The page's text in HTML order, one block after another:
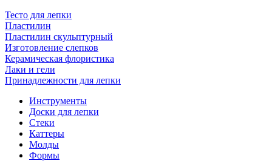
Тесто для лепки
Пластилин
Пластилин скульптурный
Изготовление слепков
Керамическая флористика
Лаки и гели
Принадлежности для лепки
Инструменты
Доски для лепки
Стеки
Каттеры
Молды
Формы